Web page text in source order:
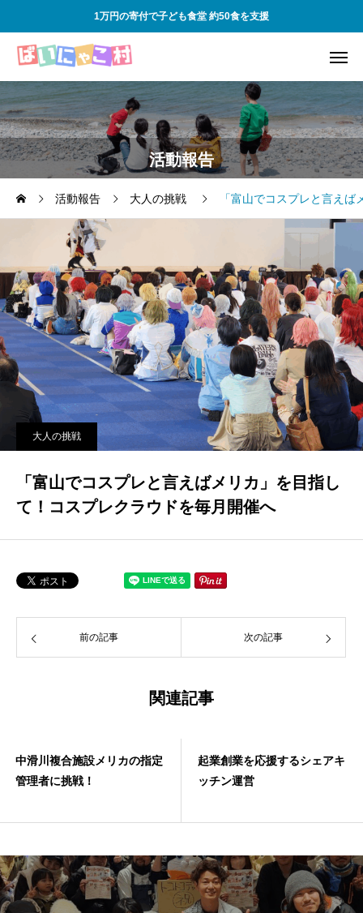
1万円の寄付で子ども食堂 約50食を支援
活動報告
活動報告 大人の挑戦 「富山でコスプレと言え
大人の挑戦
「富山でコスプレと言えばメリカ」を目指し
て！コスプレクラウドを毎月開催へ
前の記事 次の記事
関連記事
起業創業を応援するシェアキ
ッチン運営
1万2000人来場！なめりかわ
ベトナムランタンまつりを開